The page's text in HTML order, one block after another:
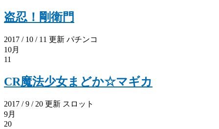
盗忍！剛衛門
2017 / 10 / 11 更新 パチンコ
10月
11
CR魔法少女まどか☆マギカ
2017 / 9 / 20 更新 スロット
9月
20